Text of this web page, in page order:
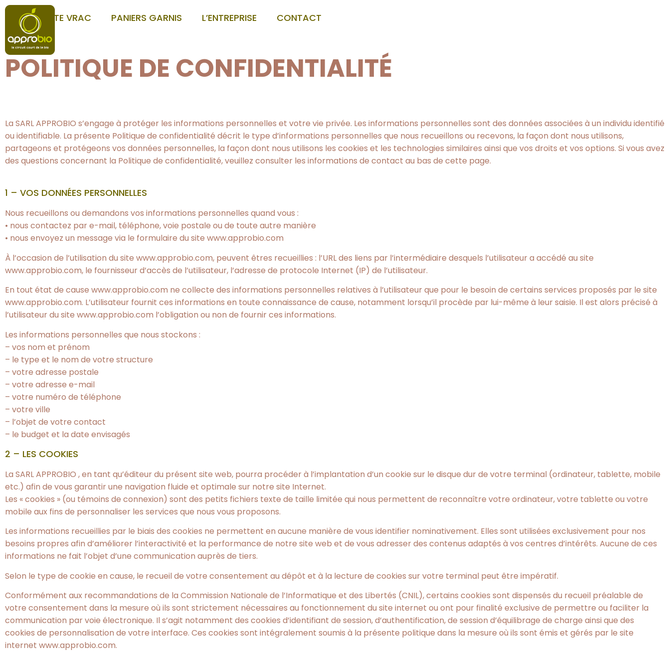
GROSSISTE VRAC PANIERS GARNIS L’ENTREPRISE CONTACT
POLITIQUE DE CONFIDENTIALITÉ
La SARL APPROBIO s’engage à protéger les informations personnelles et votre vie privée. Les informations personnelles sont des données associées à un individu identifié
ou identifiable. La présente Politique de confidentialité décrit le type d’informations personnelles que nous recueillons ou recevons, la façon dont nous utilisons,
partageons et protégeons vos données personnelles, la façon dont nous utilisons les cookies et les technologies similaires ainsi que vos droits et vos options. Si vous avez
des questions concernant la Politique de confidentialité, veuillez consulter les informations de contact au bas de cette page.
1 – VOS DONNÉES PERSONNELLES
Nous recueillons ou demandons vos informations personnelles quand vous :
• nous contactez par e-mail, téléphone, voie postale ou de toute autre manière
• nous envoyez un message via le formulaire du site www.approbio.com
À l’occasion de l’utilisation du site www.approbio.com, peuvent êtres recueillies : l’URL des liens par l’intermédiaire desquels l’utilisateur a accédé au site
www.approbio.com, le fournisseur d’accès de l’utilisateur, l’adresse de protocole Internet (IP) de l’utilisateur.
En tout état de cause www.approbio.com ne collecte des informations personnelles relatives à l’utilisateur que pour le besoin de certains services proposés par le site
www.approbio.com. L’utilisateur fournit ces informations en toute connaissance de cause, notamment lorsqu’il procède par lui-même à leur saisie. Il est alors précisé à
l’utilisateur du site www.approbio.com l’obligation ou non de fournir ces informations.
Les informations personnelles que nous stockons :
– vos nom et prénom
– le type et le nom de votre structure
– votre adresse postale
– votre adresse e-mail
– votre numéro de téléphone
– votre ville
– l’objet de votre contact
– le budget et la date envisagés
2 – LES COOKIES
La SARL APPROBIO , en tant qu’éditeur du présent site web, pourra procéder à l’implantation d’un cookie sur le disque dur de votre terminal (ordinateur, tablette, mobile
etc.) afin de vous garantir une navigation fluide et optimale sur notre site Internet.
Les « cookies » (ou témoins de connexion) sont des petits fichiers texte de taille limitée qui nous permettent de reconnaître votre ordinateur, votre tablette ou votre
mobile aux fins de personnaliser les services que nous vous proposons.
Les informations recueillies par le biais des cookies ne permettent en aucune manière de vous identifier nominativement. Elles sont utilisées exclusivement pour nos
besoins propres afin d’améliorer l’interactivité et la performance de notre site web et de vous adresser des contenus adaptés à vos centres d’intérêts. Aucune de ces
informations ne fait l’objet d’une communication auprès de tiers.
Selon le type de cookie en cause, le recueil de votre consentement au dépôt et à la lecture de cookies sur votre terminal peut être impératif.
Conformément aux recommandations de la Commission Nationale de l’Informatique et des Libertés (CNIL), certains cookies sont dispensés du recueil préalable de
votre consentement dans la mesure où ils sont strictement nécessaires au fonctionnement du site internet ou ont pour finalité exclusive de permettre ou faciliter la
communication par voie électronique. Il s’agit notamment des cookies d’identifiant de session, d’authentification, de session d’équilibrage de charge ainsi que des
cookies de personnalisation de votre interface. Ces cookies sont intégralement soumis à la présente politique dans la mesure où ils sont émis et gérés par le site
internet www.approbio.com.